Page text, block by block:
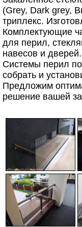
(Grey, Dark grey,
триплекс.
Комплектующие
для перил,
навесов и дверей.
Системы перил
собрать и
Предложим
решение вашей